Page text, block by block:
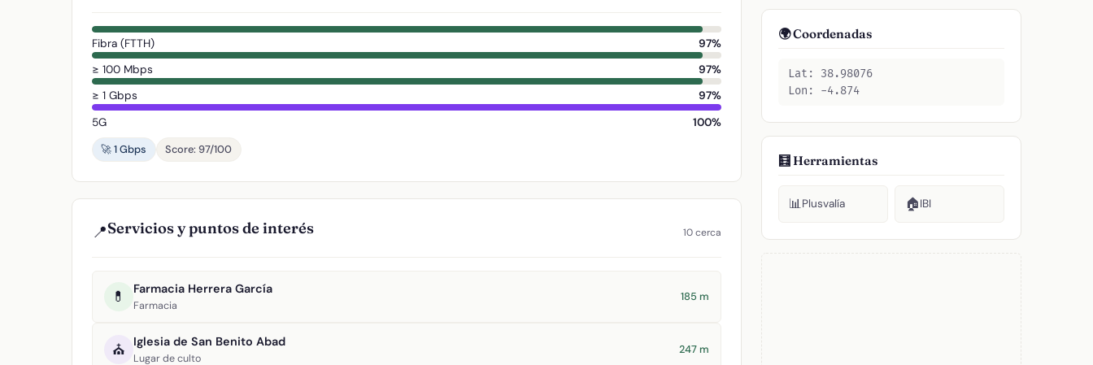
Fibra (FTTH)
97%
≥ 100 Mbps
97%
≥ 1 Gbps
97%
5G
100%
🚀 1 Gbps
Score: 97/100
📍Servicios y puntos de interés 10 cerca
💊 Farmacia Herrera García
Farmacia
185 m
⛪ Iglesia de San Benito Abad
Lugar de culto
247 m
🌍 Coordenadas
Lat: 38.98076
Lon: -4.874
🧮 Herramientas
📊Plusvalía 🏠IBI